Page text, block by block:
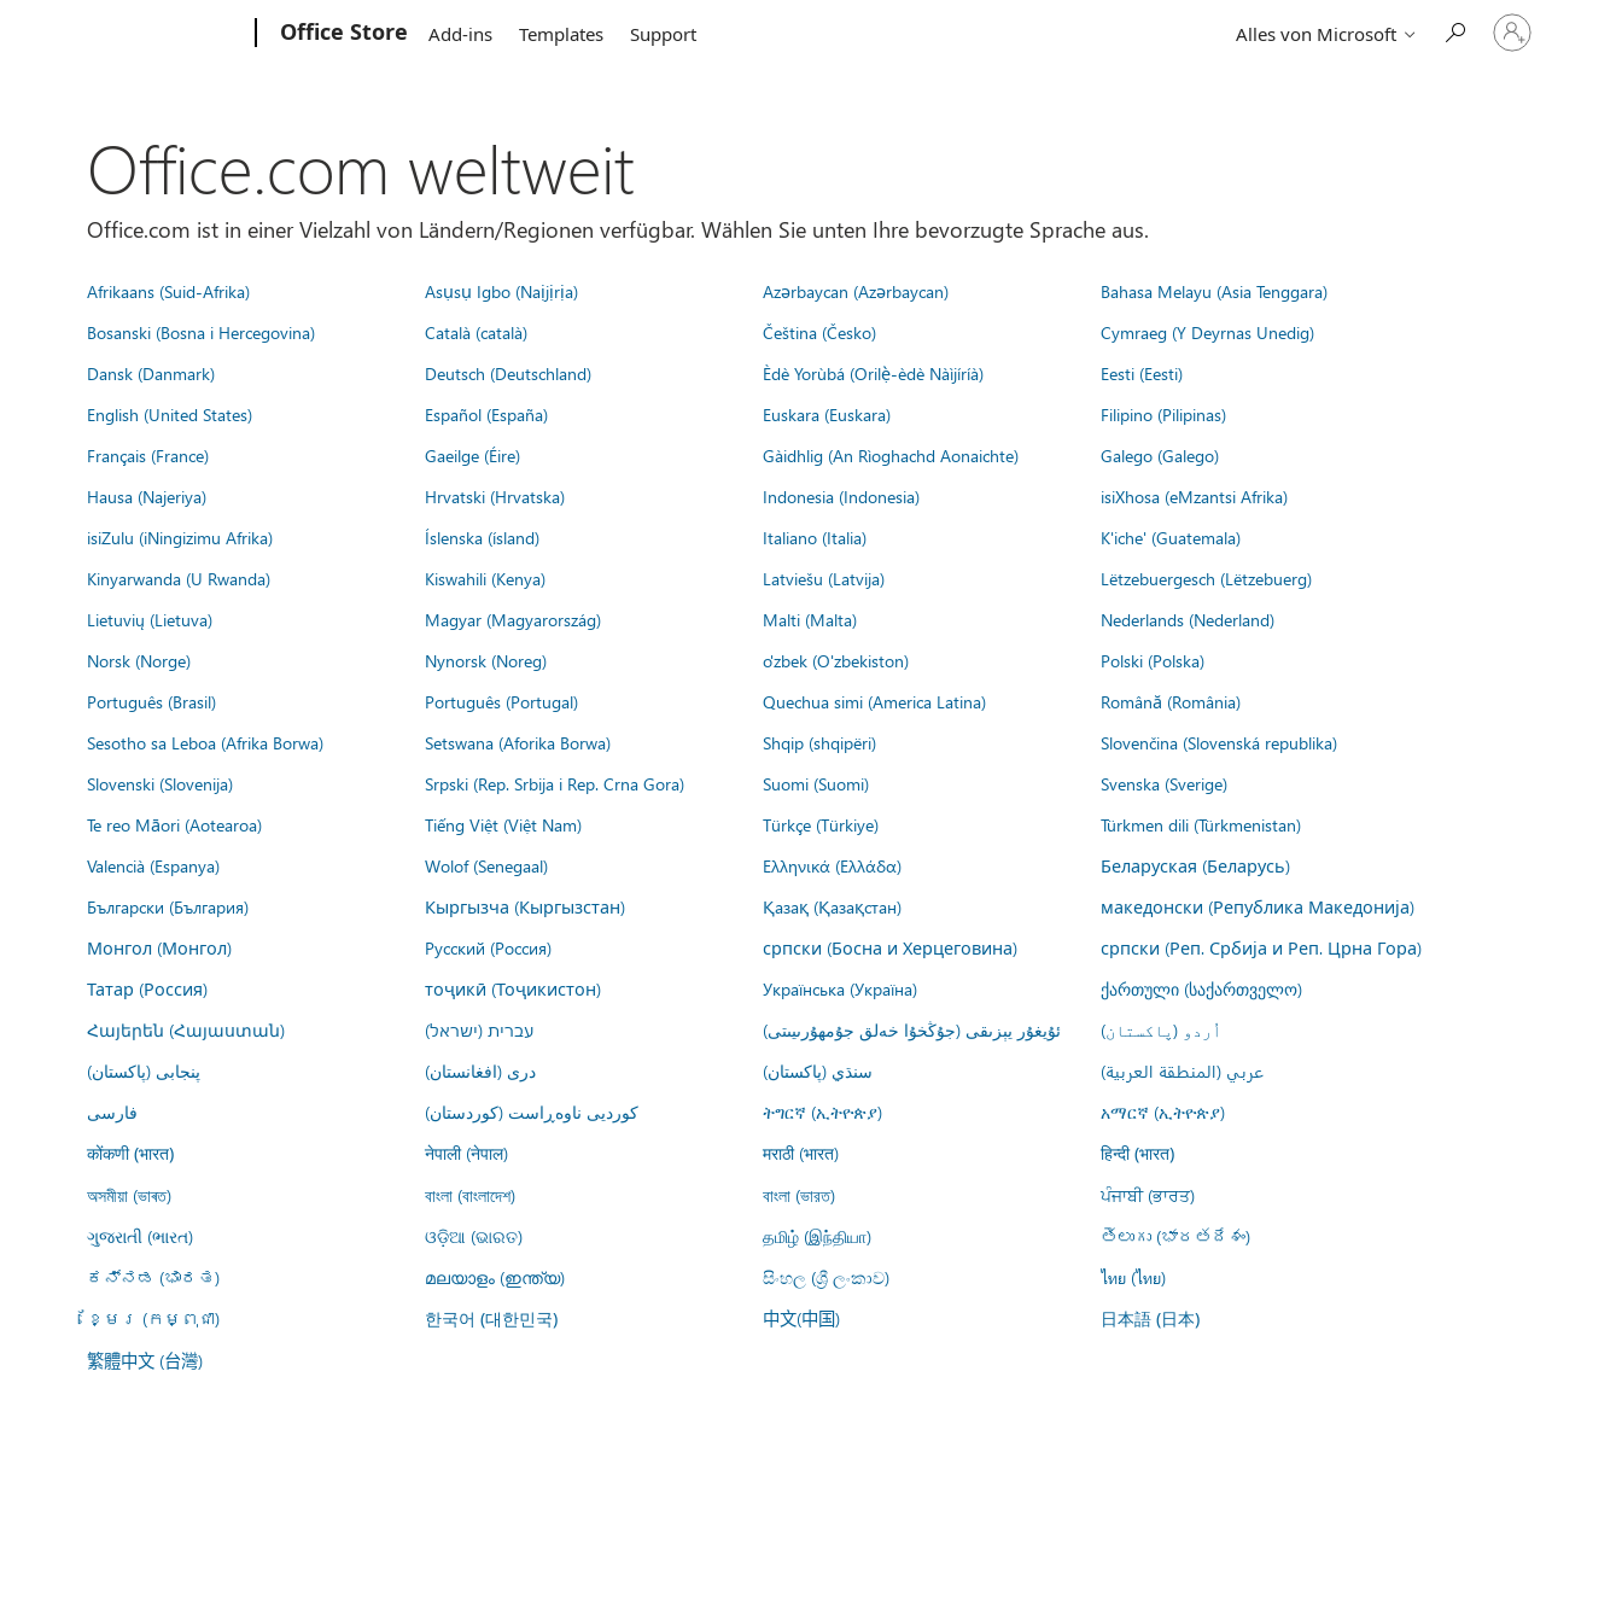
Office Store Add-ins Templates Support Alles von Microsoft
Bei
Ihrem
Konto
Office.com weltweit
Office.com ist in einer Vielzahl von Ländern/Regionen verfügbar. Wählen Sie unten Ihre bevorzugte Sprache aus.
Afrikaans (Suid-Afrika) Asụsụ Igbo (Naịjịrịa) Azərbaycan (Azərbaycan)
Bahasa Melayu (Asia Tenggara)
Bosanski (Bosna i Hercegovina)
Català (català) Čeština (Česko)
Cymraeg (Y Deyrnas Unedig)
Dansk (Danmark)
Deutsch (Deutschland) Èdè Yorùbá (Orilẹ̀-èdè Nàìjíríà)
Eesti (Eesti)
English (United States)
Español (España) Euskara (Euskara)
Filipino (Pilipinas)
Français (France)
Gaeilge (Éire) Gàidhlig (An Rìoghachd Aonaichte)
Galego (Galego)
Hausa (Najeriya)
Hrvatski (Hrvatska) Indonesia (Indonesia)
isiXhosa (eMzantsi Afrika)
isiZulu (iNingizimu Afrika)
Íslenska (ísland) Italiano (Italia)
K'iche' (Guatemala)
Kinyarwanda (U Rwanda)
Kiswahili (Kenya) Latviešu (Latvija)
Lëtzebuergesch (Lëtzebuerg)
Lietuvių (Lietuva)
Magyar (Magyarország) Malti (Malta)
Nederlands (Nederland)
Norsk (Norge)
Nynorsk (Noreg) o'zbek (O'zbekiston)
Polski (Polska)
Português (Brasil)
Português (Portugal) Quechua simi (America Latina)
Română (România)
Sesotho sa Leboa (Afrika Borwa)
Setswana (Aforika Borwa) Shqip (shqipëri)
Slovenčina (Slovenská republika)
Slovenski (Slovenija)
Srpski (Rep. Srbija i Rep. Crna Gora) Suomi (Suomi)
Svenska (Sverige)
Te reo Māori (Aotearoa)
Tiếng Việt (Việt Nam) Türkçe (Türkiye)
Türkmen dili (Türkmenistan)
Valencià (Espanya)
Wolof (Senegaal) Ελληνικά (Ελλάδα)
Беларуская (Беларусь)
Български (България)
Кыргызча (Кыргызстан) Қазақ (Қазақстан)
македонски (Република Македонија)
Монгол (Монгол)
Русский (Россия) српски (Босна и Херцеговина)
српски (Реп. Србија и Реп. Црна Гора)
Татар (Россия)
тоҷикӣ (Тоҷикистон) Українська (Україна)
ქართული (საქართველო)
Հայերեն (Հայաստան)
עברית (ישראל) ئۇيغۇر يېزىقى (جۇڭخۇا خەلق جۇمھۇرىيىتى)
اُردو (پاکستان)
پنجابی (پاکستان)
درى (افغانستان) سنڌي (پاکستان)
عربي (المنطقة العربية)
فارسى
کوردیی ناوەڕاست (کوردستان) ትግርኛ (ኢትዮጵያ) አማርኛ (ኢትዮጵያ)
कोंकणी (भारत) नेपाली (नेपाल) मराठी (भारत) हिन्दी (भारत)
অসমীয়া (ভাৰত) বাংলা (বাংলাদেশ) বাংলা (ভারত)
ਪੰਜਾਬੀ (ਭਾਰਤ)
ગુજરાતી (ભારત)
ଓଡ଼ିଆ (ଭାରତ) தமிழ் (இந்தியா)
తెలుగు (భారతదేశం)
ಕನ್ನಡ (ಭಾರತ)
മലയാളം (ഇന്ത്യ) සිංහල (ශ්‍රී ලංකාව)
ไทย (ไทย)
ខ្មែរ (កម្ពុជា)
한국어 (대한민국) 中文(中国) 日本語 (日本)
繁體中文 (台灣)